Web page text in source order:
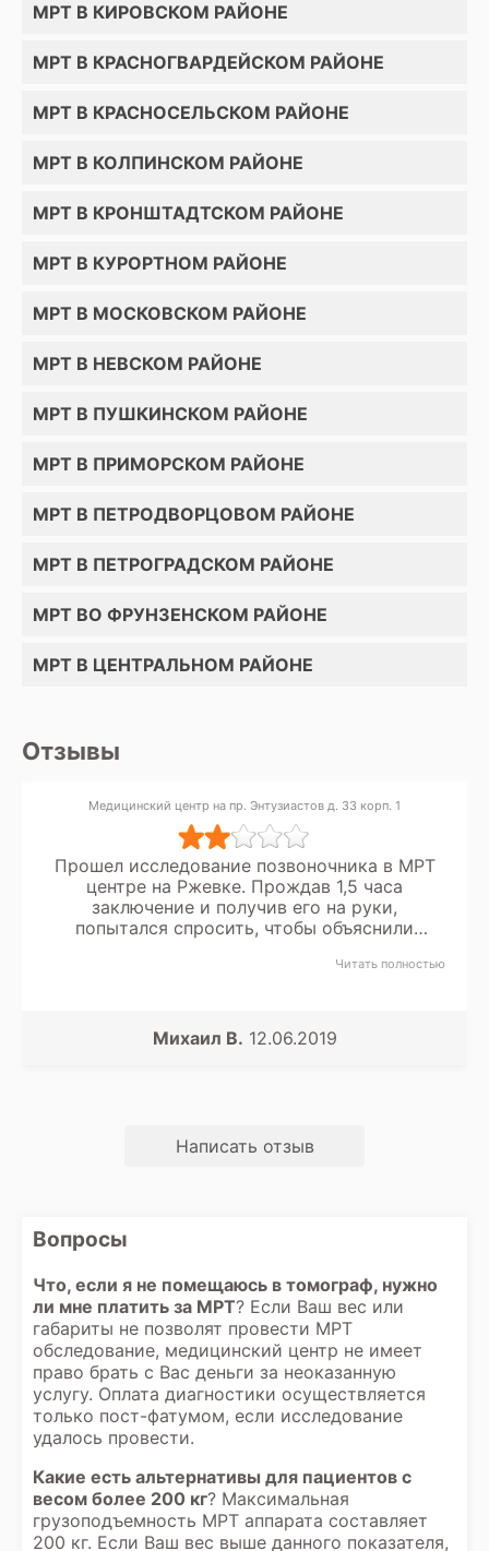
МРТ В КИРОВСКОМ РАЙОНЕ
МРТ В КРАСНОГВАРДЕЙСКОМ РАЙОНЕ
МРТ В КРАСНОСЕЛЬСКОМ РАЙОНЕ
МРТ В КОЛПИНСКОМ РАЙОНЕ
МРТ В КРОНШТАДТСКОМ РАЙОНЕ
МРТ В КУРОРТНОМ РАЙОНЕ
МРТ В МОСКОВСКОМ РАЙОНЕ
МРТ В НЕВСКОМ РАЙОНЕ
МРТ В ПУШКИНСКОМ РАЙОНЕ
МРТ В ПРИМОРСКОМ РАЙОНЕ
МРТ В ПЕТРОДВОРЦОВОМ РАЙОНЕ
МРТ В ПЕТРОГРАДСКОМ РАЙОНЕ
МРТ ВО ФРУНЗЕНСКОМ РАЙОНЕ
МРТ В ЦЕНТРАЛЬНОМ РАЙОНЕ
Отзывы
Медицинский центр на пр. Энтузиастов д. 33 корп. 1
Прошел исследование позвоночника в МРТ
центре на Ржевке. Прождав 1,5 часа
заключение и получив его на руки,
попытался спросить, чтобы объяснили
делать. В итоге администратор с оператором
компьютере)!!!! соответственно комментарии
Читать полностью
Михаил В. 12.06.2019
Написать отзыв
Вопросы
Что, если я не помещаюсь в томограф, нужно
ли мне платить за МРТ? Если Ваш вес или
габариты не позволят провести МРТ
обследование, медицинский центр не имеет
право брать с Вас деньги за неоказанную
услугу. Оплата диагностики осуществляется
только пост-фатумом, если исследование
удалось провести.
Какие есть альтернативы для пациентов с
весом более 200 кг? Максимальная
грузоподъемность МРТ аппарата составляет
200 кг. Если Ваш вес выше данного показателя,